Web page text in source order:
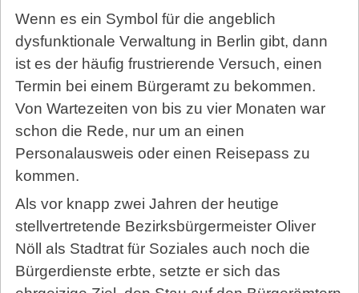
Wenn es ein Symbol für die angeblich
dysfunktionale Verwaltung in Berlin gibt, dann
ist es der häufig frustrierende Versuch, einen
Termin bei einem Bürgeramt zu bekommen.
Von Wartezeiten von bis zu vier Monaten war
schon die Rede, nur um an einen
Personalausweis oder einen Reisepass zu
kommen.
Als vor knapp zwei Jahren der heutige
stellvertretende Bezirksbürgermeister Oliver
Nöll als Stadtrat für Soziales auch noch die
Bürgerdienste erbte, setzte er sich das